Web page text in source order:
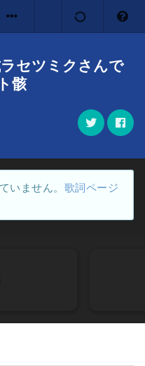
ラセツミクさんで
骸
いません。 歌詞ページ